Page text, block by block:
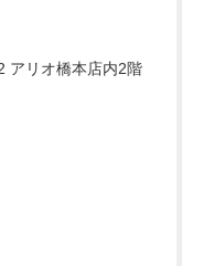
アリオ橋本店内2階